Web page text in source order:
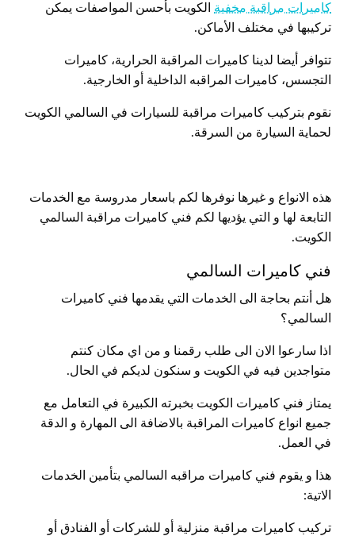
كاميرات مراقبة مخفية الكويت بأحسن المواصفات يمكن
تركيبها في مختلف الأماكن.
تتوافر أيضا لدينا كاميرات المراقبة الحرارية، كاميرات
التجسس، كاميرات المراقبه الداخلية أو الخارجية.
نقوم بتركيب كاميرات مراقبة للسيارات في السالمي الكويت
لحماية السيارة من السرقة.
هذه الانواع و غيرها نوفرها لكم باسعار مدروسة مع الخدمات
التابعة لها و التي يؤديها لكم فني كاميرات مراقبة السالمي
الكويت.
فني كاميرات السالمي
هل أنتم بحاجة الى الخدمات التي يقدمها فني كاميرات
السالمي؟
اذا سارعوا الان الى طلب رقمنا و من اي مكان كنتم
متواجدين فيه في الكويت و سنكون لديكم في الحال.
يمتاز فني كاميرات الكويت بخبرته الكبيرة في التعامل مع
جميع انواع كاميرات المراقبة بالاضافة الى المهارة و الدقة
في العمل.
هذا و يقوم فني كاميرات مراقبه السالمي بتأمين الخدمات
الاتية:
تركيب كاميرات مراقبة منزلية أو للشركات أو الفنادق أو